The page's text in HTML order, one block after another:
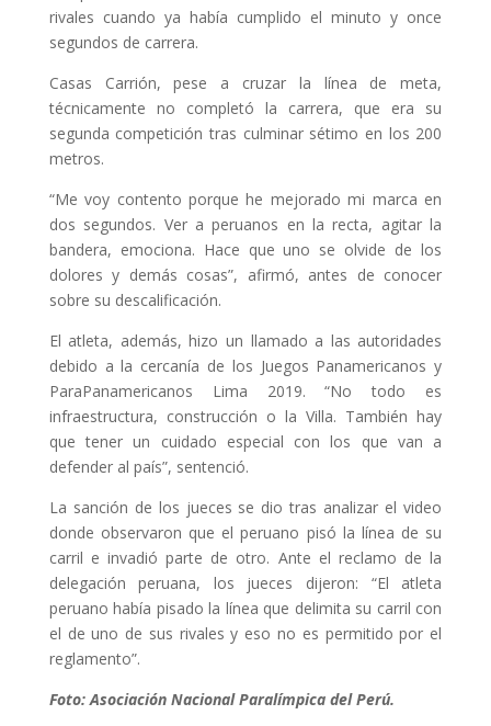
rivales cuando ya había cumplido el minuto y once
segundos de carrera.
Casas Carrión, pese a cruzar la línea de meta,
técnicamente no completó la carrera, que era su
segunda competición tras culminar sétimo en los 200
metros.
“Me voy contento porque he mejorado mi marca en
dos segundos. Ver a peruanos en la recta, agitar la
bandera, emociona. Hace que uno se olvide de los
dolores y demás cosas”, afirmó, antes de conocer
sobre su descalificación.
El atleta, además, hizo un llamado a las autoridades
debido a la cercanía de los Juegos Panamericanos y
ParaPanamericanos Lima 2019. “No todo es
infraestructura, construcción o la Villa. También hay
que tener un cuidado especial con los que van a
defender al país”, sentenció.
La sanción de los jueces se dio tras analizar el video
donde observaron que el peruano pisó la línea de su
carril e invadió parte de otro. Ante el reclamo de la
delegación peruana, los jueces dijeron: “El atleta
peruano había pisado la línea que delimita su carril con
el de uno de sus rivales y eso no es permitido por el
reglamento”.
Foto: Asociación Nacional Paralímpica del Perú.